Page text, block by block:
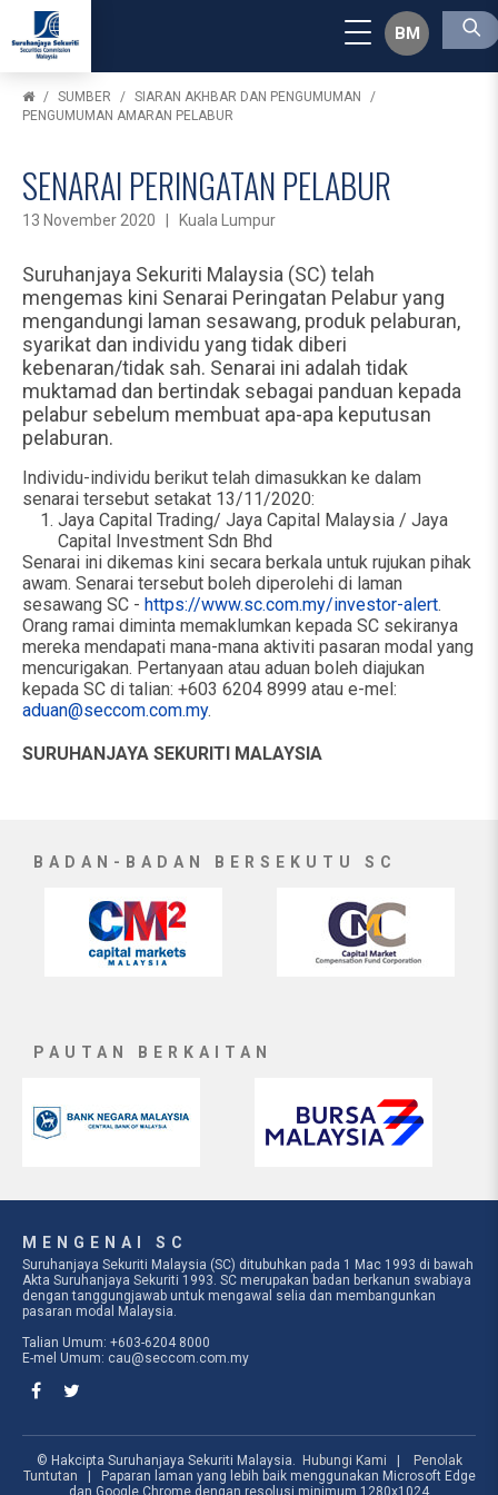
BM
SUMBER
SIARAN AKHBAR DAN PENGUMUMAN
PENGUMUMAN AMARAN PELABUR
SENARAI PERINGATAN PELABUR
13 November 2020 | Kuala Lumpur
Suruhanjaya Sekuriti Malaysia (SC) telah
mengemas kini Senarai Peringatan Pelabur yang
mengandungi laman sesawang, produk pelaburan,
syarikat dan individu yang tidak diberi
kebenaran/tidak sah. Senarai ini adalah tidak
muktamad dan bertindak sebagai panduan kepada
pelabur sebelum membuat apa-apa keputusan
pelaburan.
Individu-individu berikut telah dimasukkan ke dalam
senarai tersebut setakat 13/11/2020:
Jaya Capital Trading/ Jaya Capital Malaysia / Jaya
Capital Investment Sdn Bhd
Senarai ini dikemas kini secara berkala untuk rujukan pihak
awam. Senarai tersebut boleh diperolehi di laman
sesawang SC - https://www.sc.com.my/investor-alert.
Orang ramai diminta memaklumkan kepada SC sekiranya
mereka mendapati mana-mana aktiviti pasaran modal yang
mencurigakan. Pertanyaan atau aduan boleh diajukan
kepada SC di talian: +603 6204 8999 atau e-mel:
aduan@seccom.com.my.
SURUHANJAYA SEKURITI MALAYSIA
BADAN-BADAN BERSEKUTU SC
PAUTAN BERKAITAN
MENGENAI SC
Suruhanjaya Sekuriti Malaysia (SC) ditubuhkan pada 1 Mac 1993 di bawah
Akta Suruhanjaya Sekuriti 1993. SC merupakan badan berkanun swabiaya
dengan tanggungjawab untuk mengawal selia dan membangunkan
pasaran modal Malaysia.
Talian Umum: +603-6204 8000
E-mel Umum: cau@seccom.com.my
© Hakcipta Suruhanjaya Sekuriti Malaysia. Hubungi Kami
Penolak
Tuntutan | Paparan laman yang lebih baik menggunakan Microsoft Edge
dan Google Chrome dengan resolusi minimum 1280x1024